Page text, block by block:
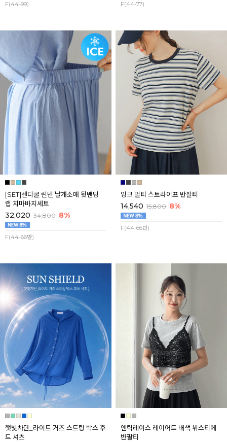
F(44-99) F(44-77)
[SET]센디쿨 린넨 날개소매 뒷밴딩
랩 치마바지세트
32,020 34,800 8%
F(44-66반)
잉크 멀티 스트라이프 반팔티
14,540 15,800 8%
F(44-66반)
햇빛차단_라이트 거즈 스트링 박스 후
드 셔츠
앤틱레이스 레이어드 배색 뷔스티에
반팔티